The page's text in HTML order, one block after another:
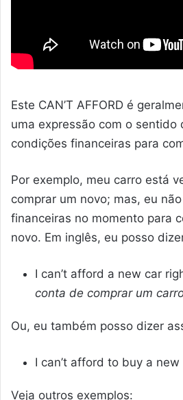
Este CAN’T AFFORD é
uma expressão com o sentido
condições financeiras para
Por exemplo, meu carro está
comprar um novo; mas, eu
financeiras no momento para
novo. Em inglês, eu posso
I can’t afford a new car
conta de comprar um
Ou, eu também posso dizer
I can’t afford to buy a new
Veja outros exemplos: